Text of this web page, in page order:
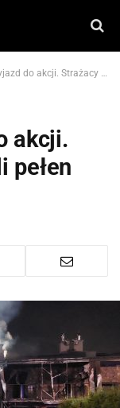
podsumowali pełen interwencji rok 2025
akcji.
pełen